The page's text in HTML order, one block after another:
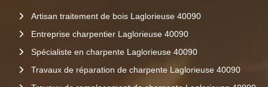
Artisan traitement de bois Laglorieuse 40090
Entreprise charpentier Laglorieuse 40090
Spécialiste en charpente Laglorieuse 40090
Travaux de réparation de charpente Laglorieuse 40090